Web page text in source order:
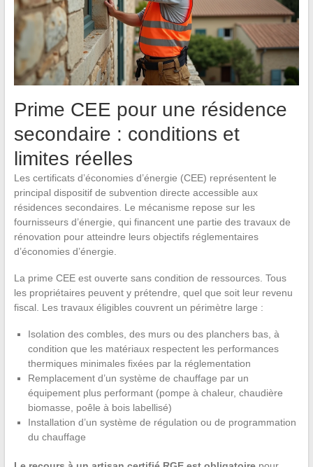
Prime CEE pour une résidence
secondaire : conditions et
limites réelles
Les certificats d’économies d’énergie (CEE) représentent le
principal dispositif de subvention directe accessible aux
résidences secondaires. Le mécanisme repose sur les
fournisseurs d’énergie, qui financent une partie des travaux de
rénovation pour atteindre leurs objectifs réglementaires
d’économies d’énergie.
La prime CEE est ouverte sans condition de ressources. Tous
les propriétaires peuvent y prétendre, quel que soit leur revenu
fiscal. Les travaux éligibles couvrent un périmètre large :
Isolation des combles, des murs ou des planchers bas, à
condition que les matériaux respectent les performances
thermiques minimales fixées par la réglementation
Remplacement d’un système de chauffage par un
équipement plus performant (pompe à chaleur, chaudière
biomasse, poêle à bois labellisé)
Installation d’un système de régulation ou de programmation
du chauffage